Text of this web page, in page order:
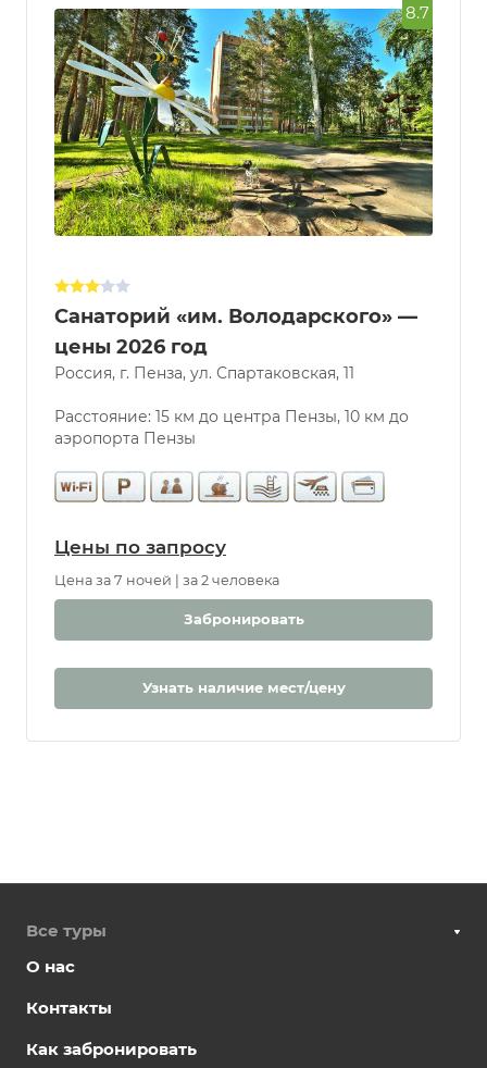
8.7
Санаторий «им. Володарского» —
цены 2026 год
Россия, г. Пенза, ул. Спартаковская, 11
Расстояние: 15 км до центра Пензы, 10 км до
аэропорта Пензы
Цены по запросу
Цена за 7 ночей | за 2 человека
Забронировать
Узнать наличие мест/цену
Все туры
О нас
Контакты
Как забронировать